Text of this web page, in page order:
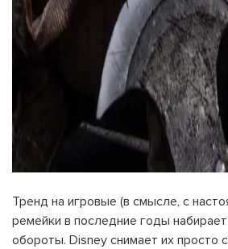
Тренд на игровые (в смысле, с
ремейки в последние годы
обороты. Disney снимает их просто